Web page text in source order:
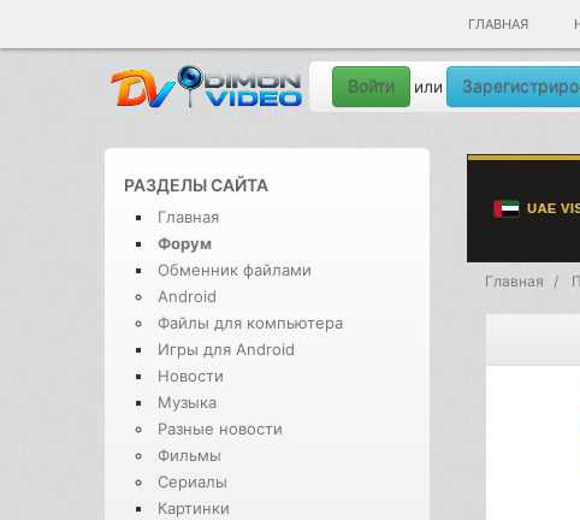
ГЛАВНАЯ
Войти или
РАЗДЕЛЫ САЙТА
Главная
Форум
Обменник файлами
Android
Файлы для компьютера
Игры для Android
Новости
Музыка
Разные новости
Фильмы
Сериалы
Картинки
Главная